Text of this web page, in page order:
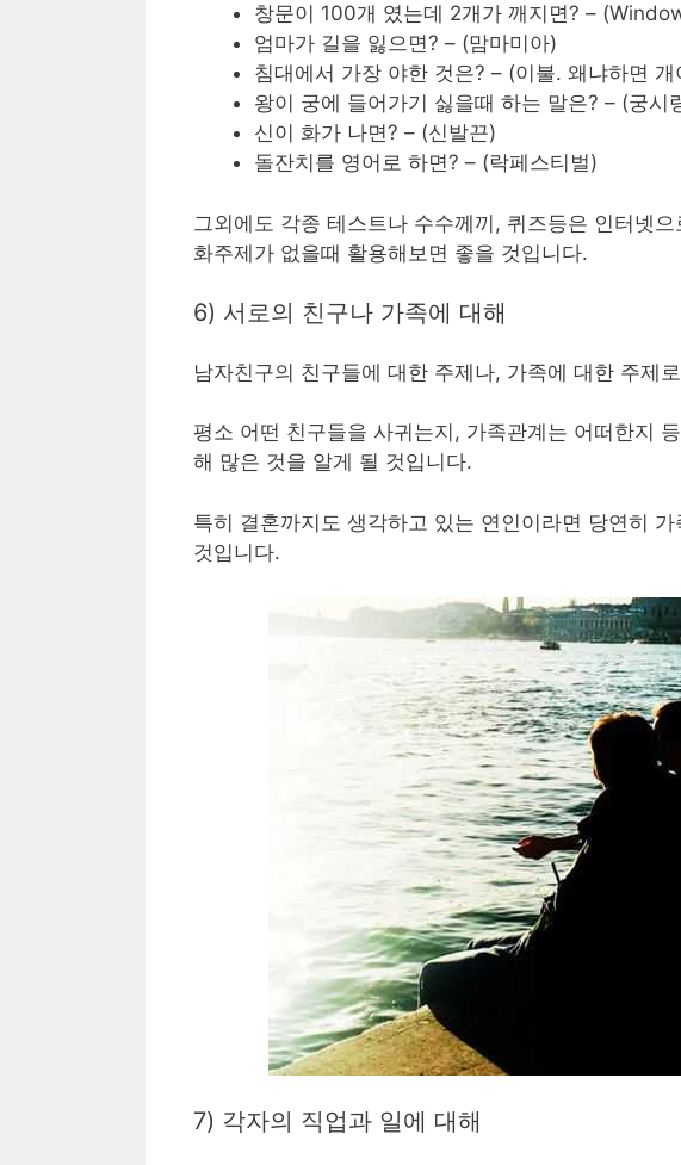
창문이 100개 였는데 2개가 깨지면? –
엄마가 길을 잃으면? – (맘마미아)
침대에서 가장 야한 것은? – (이불. 왜냐하면 개
왕이 궁에 들어가기 싫을때 하는 말은? – (궁시
신이 화가 나면? – (신발끈)
돌잔치를 영어로 하면? – (락페스티벌)
그외에도 각종 테스트나 수수께끼, 퀴즈등은 인터넷
화주제가 없을때 활용해보면 좋을 것입니다.
6) 서로의 친구나 가족에 대해
남자친구의 친구들에 대한 주제나, 가족에 대한 주제
평소 어떤 친구들을 사귀는지, 가족관계는 어떠한지
해 많은 것을 알게 될 것입니다.
특히 결혼까지도 생각하고 있는 연인이라면 당연히
것입니다.
7) 각자의 직업과 일에 대해